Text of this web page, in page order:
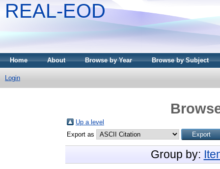
REAL-EOD
Home About Browse by Year Browse by Subject
Login
Up a level
Export as
Group by: